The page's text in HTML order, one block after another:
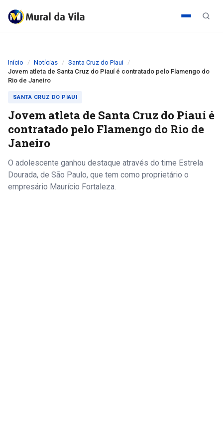
Início Notícias
Santa Cruz do Piaui
Jovem atleta de Santa Cruz do Piauí é contratado pelo Flamengo do
Rio de Janeiro
SANTA CRUZ DO PIAUI
Jovem atleta de Santa Cruz do Piauí é
contratado pelo Flamengo do Rio de
Janeiro
O adolescente ganhou destaque através do time Estrela
Dourada, de São Paulo, que tem como proprietário o
empresário Maurício Fortaleza.